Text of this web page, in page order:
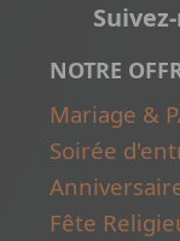
NOTRE
Mariage &
Soirée
Fête